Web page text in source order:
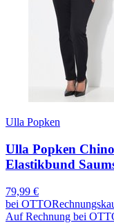
Ulla Popken
Ulla Popken
Elastikbund
79,99 €
bei OTTO
Auf Rechnung bei